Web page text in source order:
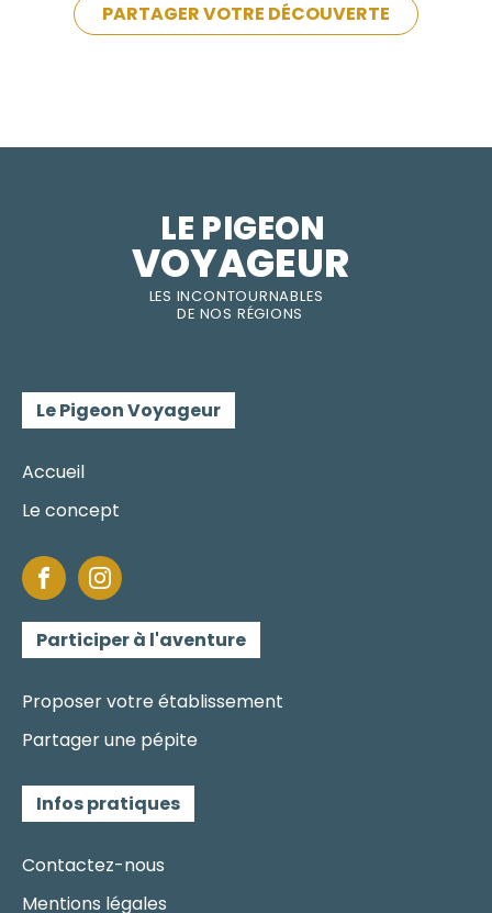
PARTAGER VOTRE DÉCOUVERTE
LES INCONTOURNABLES
DE NOS RÉGIONS
LE PIGEON
VOYAGEUR
Le Pigeon Voyageur
Accueil
Le concept
Participer à l'aventure
Proposer votre établissement
Partager une pépite
Infos pratiques
Contactez-nous
Mentions légales